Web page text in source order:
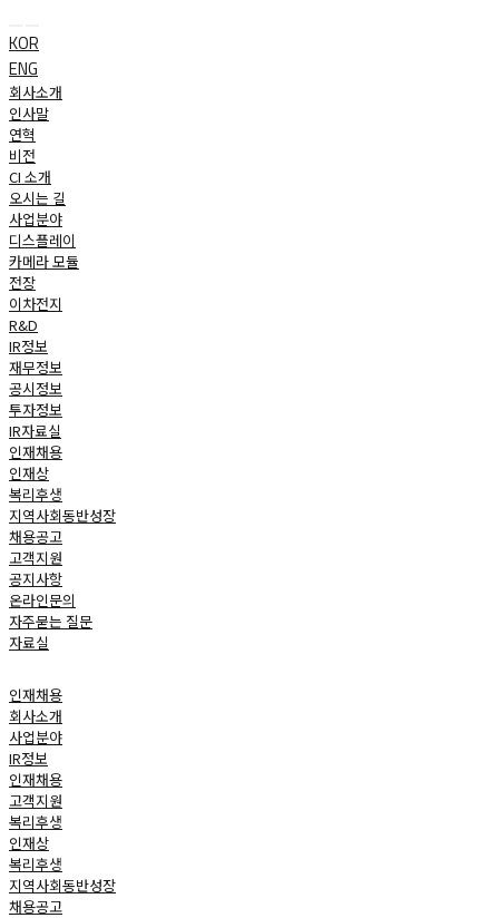
KOR
ENG
회사소개
인사말
연혁
비전
CI 소개
오시는 길
사업분야
디스플레이
카메라 모듈
전장
이차전지
R&D
IR정보
재무정보
공시정보
투자정보
IR자료실
인재채용
인재상
복리후생
지역사회동반성장
채용공고
고객지원
공지사항
온라인문의
자주묻는 질문
자료실
인재채용
회사소개
사업분야
IR정보
인재채용
고객지원
복리후생
인재상
복리후생
지역사회동반성장
채용공고